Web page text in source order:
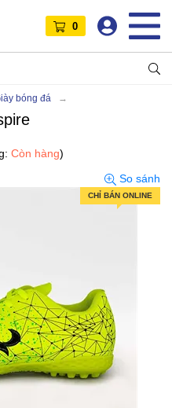
0
bóng đá
Còn hàng)
So sánh
CHỈ BÁN ONLINE